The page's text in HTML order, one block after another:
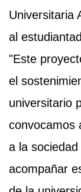
Universitaria
al
"Este
el
universitario
convocamos
a la
acompañar